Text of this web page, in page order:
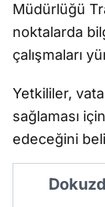
Müdürlüğü
noktalarda
çalışmaları
Yetkililer,
sağlaması
edeceğini